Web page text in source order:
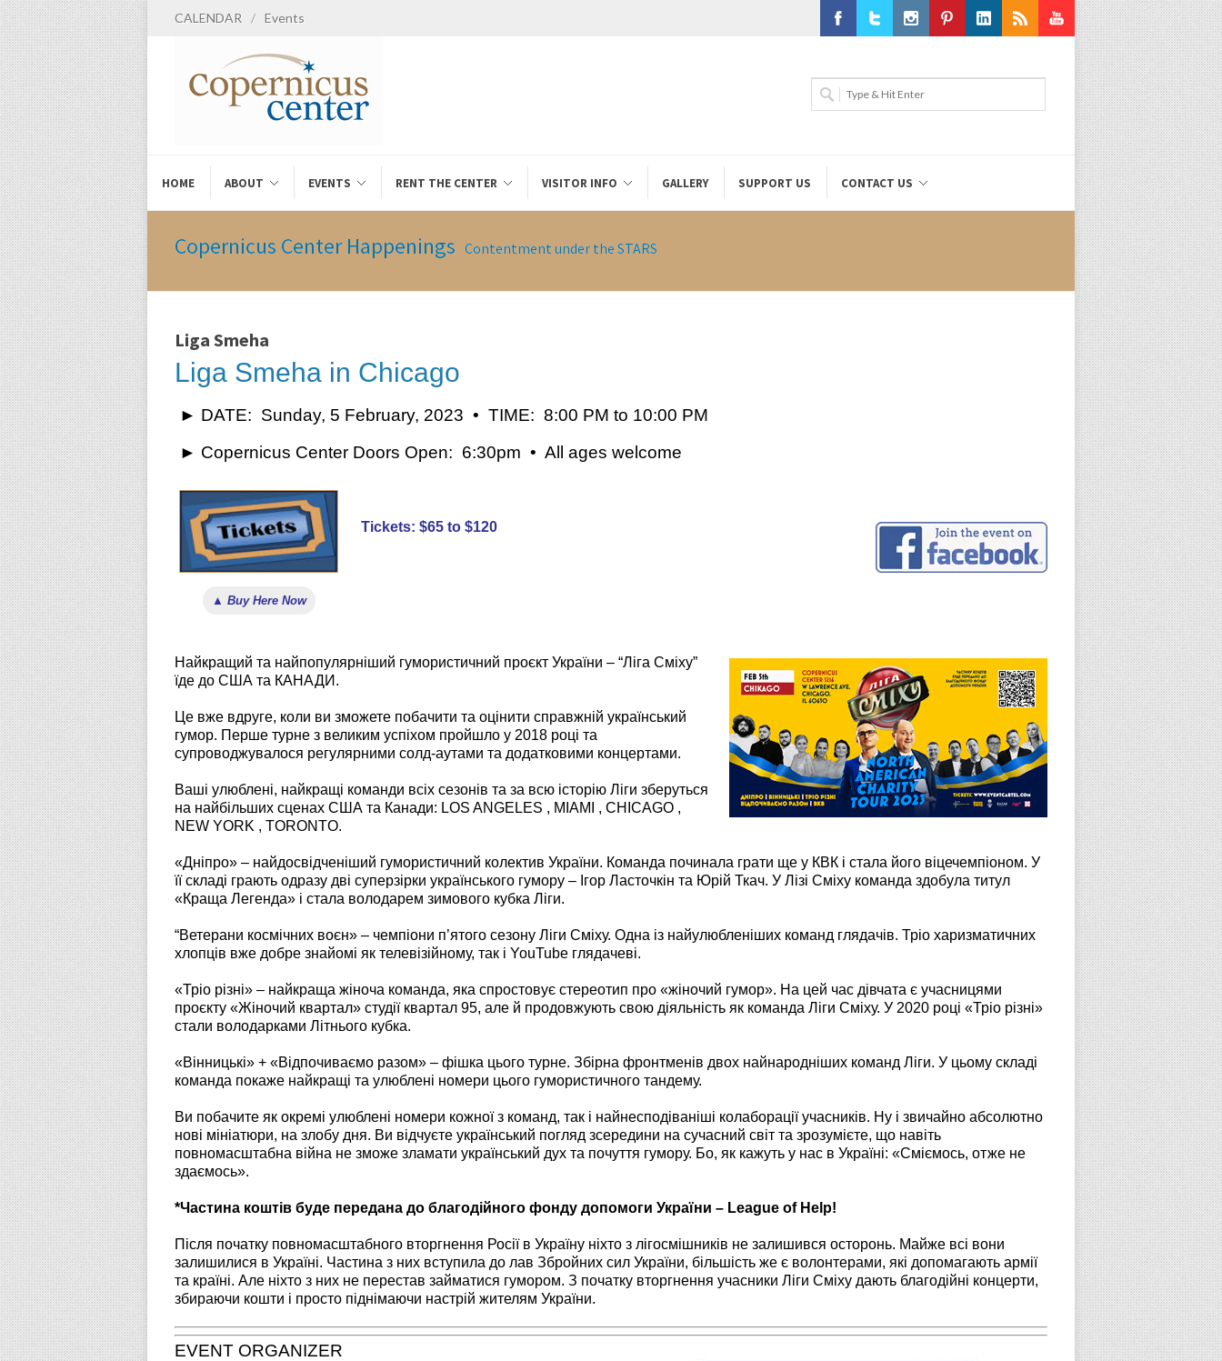
CALENDAR / Events
Youtube
HOME ABOUT EVENTS RENT THE CENTER VISITOR INFO GALLERY SUPPORT US CONTACT US
Copernicus Center Happenings Contentment under the STARS
Liga Smeha
Liga Smeha in Chicago
► DATE: Sunday, 5 February, 2023 • TIME: 8:00 PM to 10:00 PM
► Copernicus Center Doors Open: 6:30pm • All ages welcome
▲ Buy Here Now
Tickets: $65 to $120
Найкращий та найпопулярніший гумористичний проєкт України – “Ліга Сміху”
їде до США та КАНАДИ.
Це вже вдруге, коли ви зможете побачити та оцінити справжній український
гумор. Перше турне з великим успіхом пройшло у 2018 році та
супроводжувалося регулярними солд-аутами та додатковими концертами.
Ваші улюблені, найкращі команди всіх сезонів та за всю історію Ліги зберуться
на найбільших сценах США та Канади: LOS ANGELES , MIAMI , CHICAGO ,
NEW YORK , TORONTO.
«Дніпро» – найдосвідченіший гумористичний колектив України. Команда починала грати ще у КВК і стала його віцечемпіоном. У
її складі грають одразу дві суперзірки українського гумору – Ігор Ласточкін та Юрій Ткач. У Лізі Сміху команда здобула титул
«Краща Легенда» і стала володарем зимового кубка Ліги.
“Ветерани космічних воєн» – чемпіони п’ятого сезону Ліги Сміху. Одна із найулюбленіших команд глядачів. Тріо харизматичних
хлопців вже добре знайомі як телевізійному, так і YouTube глядачеві.
«Тріо різні» – найкраща жіноча команда, яка спростовує стереотип про «жіночий гумор». На цей час дівчата є учасницями
проєкту «Жіночий квартал» студії квартал 95, але й продовжують свою діяльність як команда Ліги Сміху. У 2020 році «Тріо різні»
стали володарками Літнього кубка.
«Вінницькі» + «Відпочиваємо разом» – фішка цього турне. Збірна фронтменів двох найнародніших команд Ліги. У цьому складі
команда покаже найкращі та улюблені номери цього гумористичного тандему.
Ви побачите як окремі улюблені номери кожної з команд, так і найнесподіваніші колаборації учасників. Ну і звичайно абсолютно
нові мініатюри, на злобу дня. Ви відчуєте український погляд зсередини на сучасний світ та зрозумієте, що навіть
повномасштабна війна не зможе зламати український дух та почуття гумору. Бо, як кажуть у нас в Україні: «Сміємось, отже не
здаємось».
*Частина коштів буде передана до благодійного фонду допомоги України – League of Help!
Після початку повномасштабного вторгнення Росії в Україну ніхто з лігосмішників не залишився осторонь. Майже всі вони
залишилися в Україні. Частина з них вступила до лав Збройних сил України, більшість же є волонтерами, які допомагають армії
та країні. Але ніхто з них не перестав займатися гумором. З початку вторгнення учасники Ліги Сміху дають благодійні концерти,
збираючи кошти і просто піднімаючи настрій жителям України.
EVENT ORGANIZER